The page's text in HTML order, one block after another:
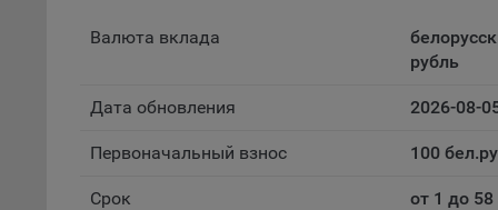
Валюта вклада
рубль
Дата обновления 2026-08-
Первоначальный взнос 100
Срок от 1 до